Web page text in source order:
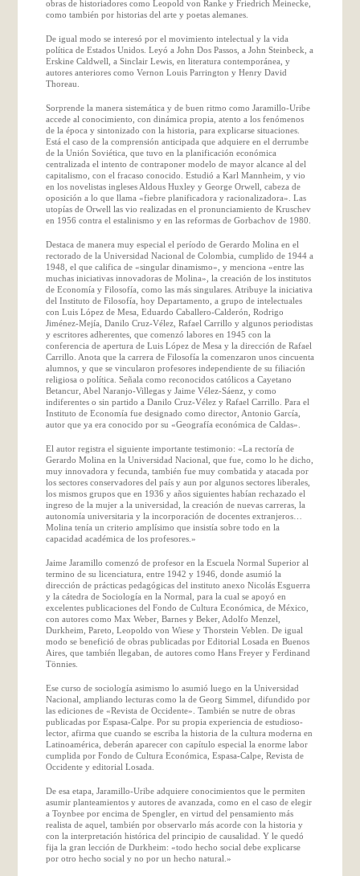
obras de historiadores como Leopold von Ranke y Friedrich Meinecke,
como también por historias del arte y poetas alemanes.
De igual modo se interesó por el movimiento intelectual y la vida
política de Estados Unidos. Leyó a John Dos Passos, a John Steinbeck, a
Erskine Caldwell, a Sinclair Lewis, en literatura contemporánea, y
autores anteriores como Vernon Louis Parrington y Henry David
Thoreau.
Sorprende la manera sistemática y de buen ritmo como Jaramillo-Uribe
accede al conocimiento, con dinámica propia, atento a los fenómenos
de la época y sintonizado con la historia, para explicarse situaciones.
Está el caso de la comprensión anticipada que adquiere en el derrumbe
de la Unión Soviética, que tuvo en la planificación económica
centralizada el intento de contraponer modelo de mayor alcance al del
capitalismo, con el fracaso conocido. Estudió a Karl Mannheim, y vio
en los novelistas ingleses Aldous Huxley y George Orwell, cabeza de
oposición a lo que llama «fiebre planificadora y racionalizadora». Las
utopías de Orwell las vio realizadas en el pronunciamiento de Kruschev
en 1956 contra el estalinismo y en las reformas de Gorbachov de 1980.
Destaca de manera muy especial el período de Gerardo Molina en el
rectorado de la Universidad Nacional de Colombia, cumplido de 1944 a
1948, el que califica de «singular dinamismo», y menciona «entre las
muchas iniciativas innovadoras de Molina», la creación de los institutos
de Economía y Filosofía, como las más singulares. Atribuye la iniciativa
del Instituto de Filosofía, hoy Departamento, a grupo de intelectuales
con Luis López de Mesa, Eduardo Caballero-Calderón, Rodrigo
Jiménez-Mejía, Danilo Cruz-Vélez, Rafael Carrillo y algunos periodistas
y escritores adherentes, que comenzó labores en 1945 con la
conferencia de apertura de Luis López de Mesa y la dirección de Rafael
Carrillo. Anota que la carrera de Filosofía la comenzaron unos cincuenta
alumnos, y que se vincularon profesores independiente de su filiación
religiosa o política. Señala como reconocidos católicos a Cayetano
Betancur, Abel Naranjo-Villegas y Jaime Vélez-Sáenz, y como
indiferentes o sin partido a Danilo Cruz-Vélez y Rafael Carrillo. Para el
Instituto de Economía fue designado como director, Antonio García,
autor que ya era conocido por su «Geografía económica de Caldas».
El autor registra el siguiente importante testimonio: «La rectoría de
Gerardo Molina en la Universidad Nacional, que fue, como lo he dicho,
muy innovadora y fecunda, también fue muy combatida y atacada por
los sectores conservadores del país y aun por algunos sectores liberales,
los mismos grupos que en 1936 y años siguientes habían rechazado el
ingreso de la mujer a la universidad, la creación de nuevas carreras, la
autonomía universitaria y la incorporación de docentes extranjeros…
Molina tenía un criterio amplísimo que insistía sobre todo en la
capacidad académica de los profesores.»
Jaime Jaramillo comenzó de profesor en la Escuela Normal Superior al
termino de su licenciatura, entre 1942 y 1946, donde asumió la
dirección de prácticas pedagógicas del instituto anexo Nicolás Esguerra
y la cátedra de Sociología en la Normal, para la cual se apoyó en
excelentes publicaciones del Fondo de Cultura Económica, de México,
con autores como Max Weber, Barnes y Beker, Adolfo Menzel,
Durkheim, Pareto, Leopoldo von Wiese y Thorstein Veblen. De igual
modo se benefició de obras publicadas por Editorial Losada en Buenos
Aires, que también llegaban, de autores como Hans Freyer y Ferdinand
Tönnies.
Ese curso de sociología asimismo lo asumió luego en la Universidad
Nacional, ampliando lecturas como la de Georg Simmel, difundido por
las ediciones de «Revista de Occidente». También se nutre de obras
publicadas por Espasa-Calpe. Por su propia experiencia de estudioso-
lector, afirma que cuando se escriba la historia de la cultura moderna en
Latinoamérica, deberán aparecer con capítulo especial la enorme labor
cumplida por Fondo de Cultura Económica, Espasa-Calpe, Revista de
Occidente y editorial Losada.
De esa etapa, Jaramillo-Uribe adquiere conocimientos que le permiten
asumir planteamientos y autores de avanzada, como en el caso de elegir
a Toynbee por encima de Spengler, en virtud del pensamiento más
realista de aquel, también por observarlo más acorde con la historia y
con la interpretación histórica del principio de causalidad. Y le quedó
fija la gran lección de Durkheim: «todo hecho social debe explicarse
por otro hecho social y no por un hecho natural.»